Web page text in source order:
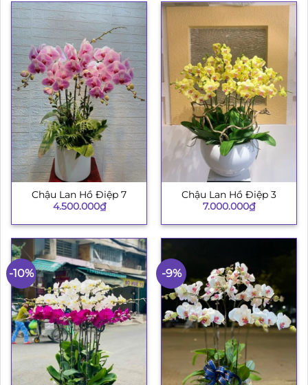
Chậu Lan Hồ Điệp 7
4.500.000₫
Chậu Lan Hồ Điệp 3
7.000.000₫
-10% -9%